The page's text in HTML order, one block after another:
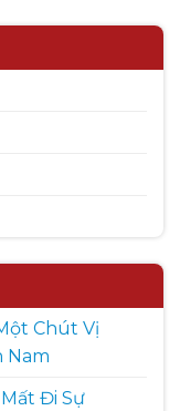
Chút Vị
Nam
Đi Sự